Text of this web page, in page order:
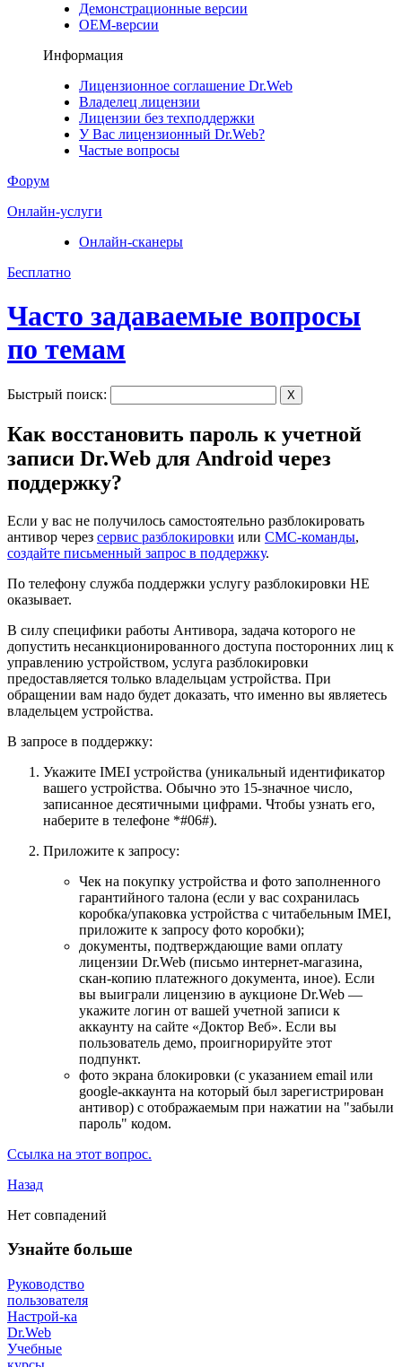
Демонстрационные версии
ОЕМ-версии
Информация
Лицензионное соглашение Dr.Web
Владелец лицензии
Лицензии без техподдержки
У Вас лицензионный Dr.Web?
Частые вопросы
Форум
Онлайн-услуги
Онлайн-сканеры
Бесплатно
Часто задаваемые вопросы
по темам
Быстрый поиск: X
Как восстановить пароль к учетной
записи Dr.Web для Android через
поддержку?
Если у вас не получилось самостоятельно разблокировать
антивор через сервис разблокировки или СМС-команды,
создайте письменный запрос в поддержку.
По телефону служба поддержки услугу разблокировки НЕ
оказывает.
В силу специфики работы Антивора, задача которого не
допустить несанкционированного доступа посторонних лиц к
управлению устройством, услуга разблокировки
предоставляется только владельцам устройства. При
обращении вам надо будет доказать, что именно вы являетесь
владельцем устройства.
В запросе в поддержку:
Укажите IMEI устройства (уникальный идентификатор
вашего устройства. Обычно это 15-значное число,
записанное десятичными цифрами. Чтобы узнать его,
наберите в телефоне *#06#).
Приложите к запросу:
Чек на покупку устройства и фото заполненного
гарантийного талона (если у вас сохранилась
коробка/упаковка устройства с читабельным IMEI,
приложите к запросу фото коробки);
документы, подтверждающие вами оплату
лицензии Dr.Web (письмо интернет-магазина,
скан-копию платежного документа, иное). Если
вы выиграли лицензию в аукционе Dr.Web —
укажите логин от вашей учетной записи к
аккаунту на сайте «Доктор Веб». Если вы
пользователь демо, проигнорируйте этот
подпункт.
фото экрана блокировки (с указанием еmail или
google-аккаунта на который был зарегистрирован
антивор) с отображаемым при нажатии на "забыли
пароль" кодом.
Ссылка на этот вопрос.
Назад
Нет совпадений
Узнайте больше
Руководство
пользователя
Настрой-ка
Dr.Web
Учебные